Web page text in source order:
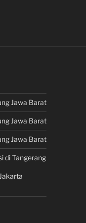
Jawa Barat
Jawa Barat
Jawa Barat
di Tangerang